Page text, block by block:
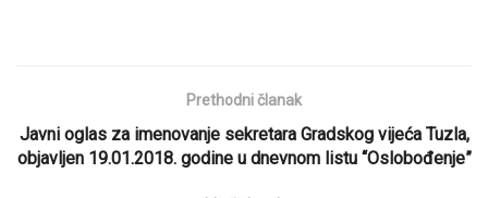
Prethodni članak
Javni oglas za imenovanje sekretara Gradskog vijeća Tuzla,
objavljen 19.01.2018. godine u dnevnom listu “Oslobođenje”